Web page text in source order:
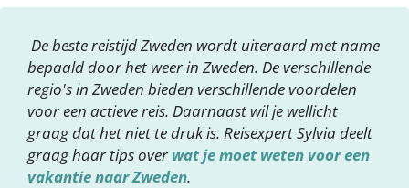
De beste reistijd Zweden wordt uiteraard met name
bepaald door het weer in Zweden. De verschillende
regio's in Zweden bieden verschillende voordelen
voor een actieve reis. Daarnaast wil je wellicht
graag dat het niet te druk is. Reisexpert Sylvia deelt
graag haar tips overwat je moet weten voor een
vakantie naar Zweden.